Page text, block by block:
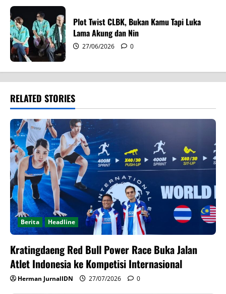
Plot Twist CLBK, Bukan Kamu Tapi Luka
Lama Akung dan Nin
27/06/2026 0
RELATED STORIES
Berita Headline
Kratingdaeng Red Bull Power Race Buka Jalan
Atlet Indonesia ke Kompetisi Internasional
Herman JurnalIDN 27/07/2026 0